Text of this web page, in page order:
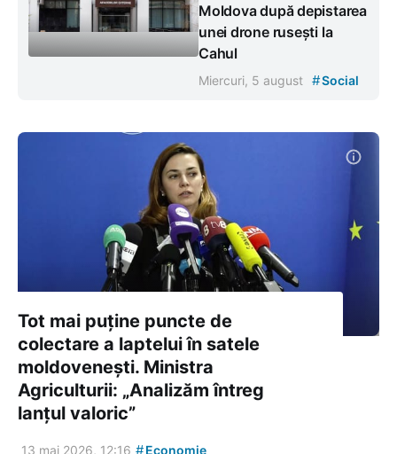
Moldova după depistarea
unei drone rusești la
Cahul
Miercuri, 5 august #Social
Tot mai puține puncte de
colectare a laptelui în satele
moldovenești. Ministra
Agriculturii: „Analizăm întreg
lanțul valoric”
13 mai 2026, 12:16 #Economie